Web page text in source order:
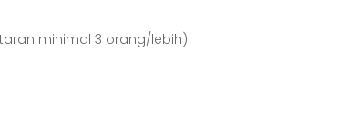
minimal 3 orang/lebih)